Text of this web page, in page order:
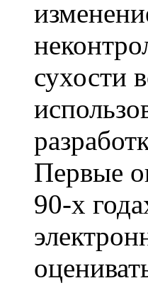
сухости
Первые
90-х